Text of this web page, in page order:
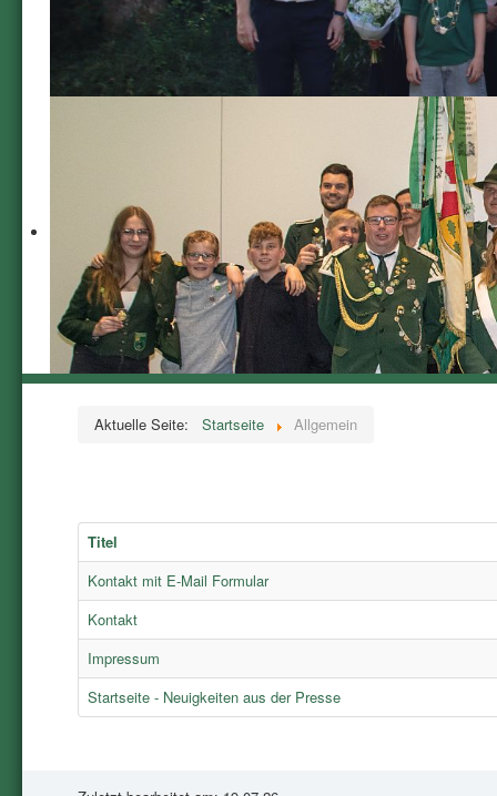
Aktuelle Seite: Startseite Allgemein
Titel
Kontakt mit E-Mail Formular
Kontakt
Impressum
Startseite - Neuigkeiten aus der Presse